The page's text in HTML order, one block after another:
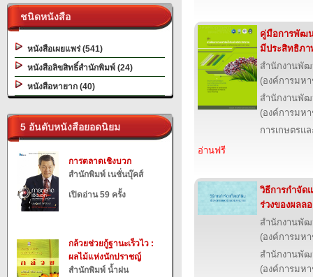
ชนิดหนังสือ
หนังสือเผยแพร่ (541)
หนังสือลิขสิทธิ์สำนักพิมพ์ (24)
หนังสือหายาก (40)
5 อันดับหนังสือยอดนิยม
การตลาดเชิงบวก
สำนักพิมพ์ เนชั่นบุ๊คส์
เปิดอ่าน 59 ครั้ง
กล้วยช่วยกู้ฐานะเร็วไว :
ผลไม้แห่งนักปราชญ์
สำนักพิมพ์ น้ำฝน
คู่มือการพัฒ
มีประสิทธิภา
สำนักงานพัฒ
(องค์การมห
สำนักงานพัฒ
(องค์การมห
การเกษตรแ
อ่านฟรี
วิธีการกำจัด
ร่วงของผลล
สำนักงานพัฒ
(องค์การมห
สำนักงานพัฒ
(องค์การมห